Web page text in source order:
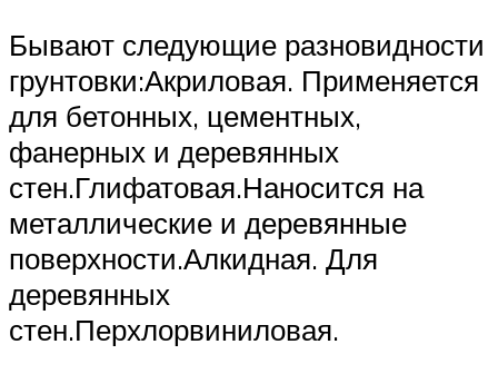
Бывают следующие разновидности
грунтовки:Акриловая. Применяется
для бетонных, цементных,
фанерных и деревянных
стен.Глифатовая.Наносится на
металлические и деревянные
поверхности.Алкидная. Для
деревянных
стен.Перхлорвиниловая.